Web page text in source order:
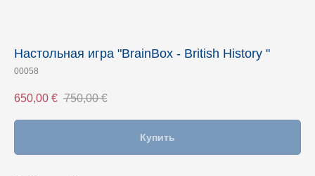
Настольная игра "BrainBox - British History "
00058
650,00 € 750,00 €
Купить